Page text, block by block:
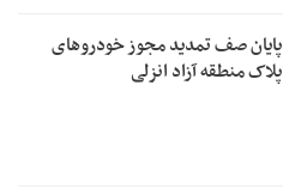
پایان صف تمدید مجوز خودروهای
پلاک منطقه آزاد انزلی